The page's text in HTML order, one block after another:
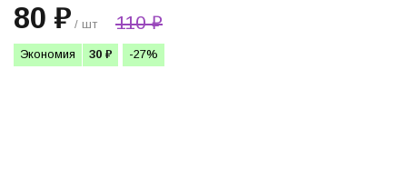
80 ₽ / шт 110 ₽
Экономия 30 ₽ -27%